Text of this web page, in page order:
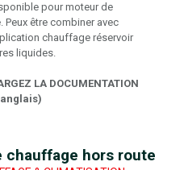
pour moteur de
Peux être combiner avec
chauffage réservoir
liquides.
LA DOCUMENTATION
anglais)
chauffage hors route